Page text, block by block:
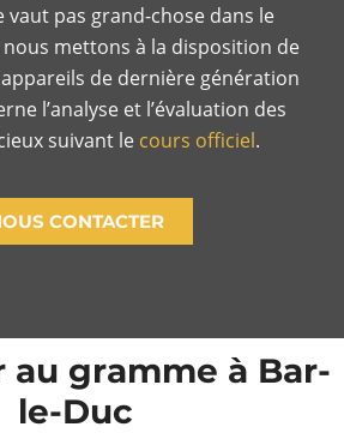
pas grand-chose dans le
nous mettons à la disposition de
de dernière génération
l’analyse et l’évaluation des
suivant le cours officiel.
CONTACTER
au gramme à Bar-
le-Duc